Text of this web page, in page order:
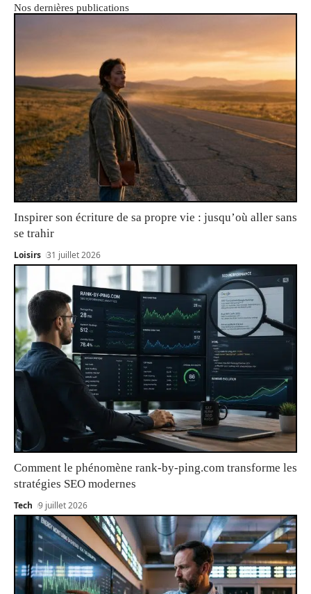
Nos dernières publications
Inspirer son écriture de sa propre vie : jusqu’où aller sans
se trahir
Loisirs 31 juillet 2026
Comment le phénomène rank-by-ping.com transforme les
stratégies SEO modernes
Tech 9 juillet 2026